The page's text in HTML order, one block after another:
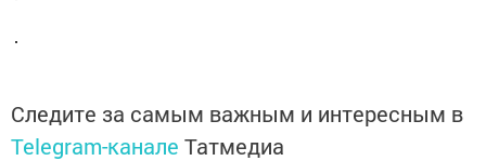
Следите за самым важным и интересным в
Telegram-канале Татмедиа